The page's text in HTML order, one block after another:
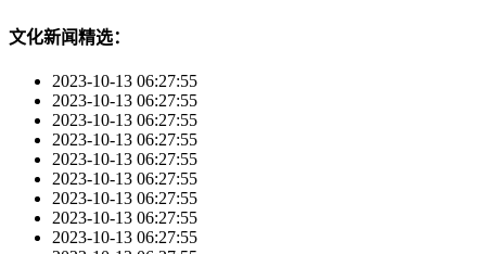
文化新闻精选：
2023-10-13 06:27:55
2023-10-13 06:27:55
2023-10-13 06:27:55
2023-10-13 06:27:55
2023-10-13 06:27:55
2023-10-13 06:27:55
2023-10-13 06:27:55
2023-10-13 06:27:55
2023-10-13 06:27:55